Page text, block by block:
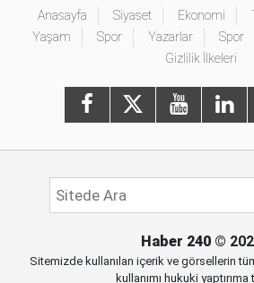
Anasayfa Siyaset Ekonomi
Yaşam
Spor Yazarlar Spor
Gizlilik İlkeleri
Haber 240©
Sitemizde kullanılan içerik ve görsellerin
kullanımı hukuki